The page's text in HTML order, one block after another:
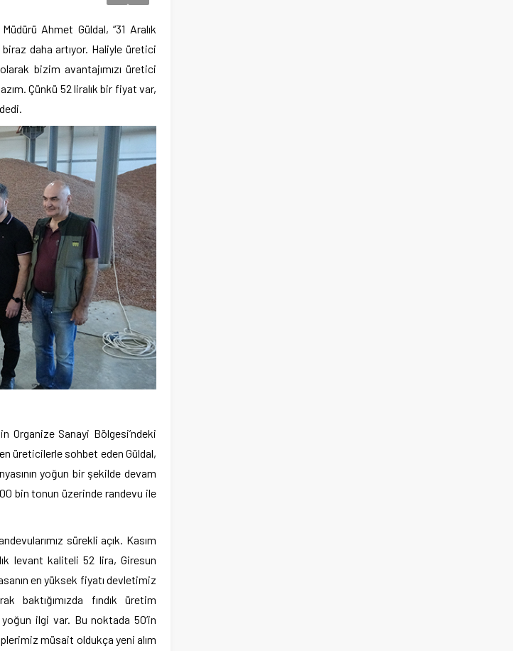
Ahmet Güldal, “31 Aralık
daha artıyor. Haliyle üretici
bizim avantajımızı üretici
Çünkü 52 liralık bir fiyat var,
Organize Sanayi Bölgesi’ndeki
üreticilerle sohbet eden Güldal,
yoğun bir şekilde devam
bin tonun üzerinde randevu ile
sürekli açık. Kasım
levant kaliteli 52 lira, Giresun
en yüksek fiyatı devletimiz
baktığımızda fındık üretim
ilgi var. Bu noktada 50’in
müsait oldukça yeni alım